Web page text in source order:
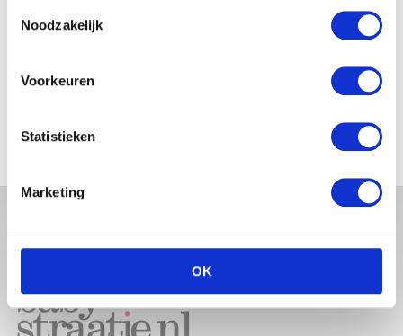
Noodzakelijk
Voorkeuren
Statistieken
Marketing
OK
PRACHTIGE FOTO MET BABY